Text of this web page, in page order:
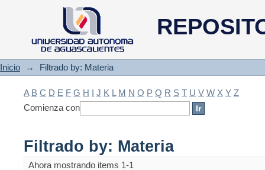
Filtrado by: Materia
Inicio → Filtrado by: Materia
A B C D E F G H I J K L M N O P Q R S T U V W X Y Z
Comienza con
Filtrado by: Materia
Ahora mostrando items 1-1